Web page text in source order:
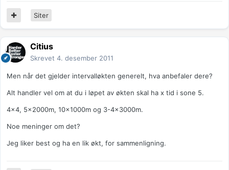
Siter
Citius
Skrevet 4. desember 2011
Men når det gjelder intervalløkten generelt, hva anbefaler dere?
Alt handler vel om at du i løpet av økten skal ha x tid i sone 5.
4x4, 5x2000m, 10x1000m og 3-4x3000m.
Noe meninger om det?
Jeg liker best og ha en lik økt, for sammenligning.